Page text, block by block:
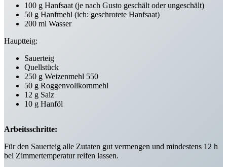
100 g Hanfsaat (je nach Gusto geschält oder ungeschält)
50 g Hanfmehl (ich: geschrotete Hanfsaat)
200 ml Wasser
Hauptteig:
Sauerteig
Quellstück
250 g Weizenmehl 550
50 g Roggenvollkornmehl
12 g Salz
10 g Hanföl
Arbeitsschritte:
Für den Sauerteig alle Zutaten gut vermengen und mindestens 12 h
bei Zimmertemperatur reifen lassen.